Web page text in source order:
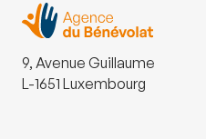
9, Avenue Guillaume
L-1651 Luxembourg